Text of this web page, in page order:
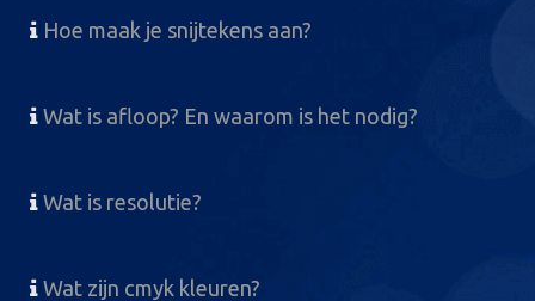
Hoe maak je snijtekens aan?
Wat is afloop? En waarom is het nodig?
Wat is resolutie?
Wat zijn cmyk kleuren?